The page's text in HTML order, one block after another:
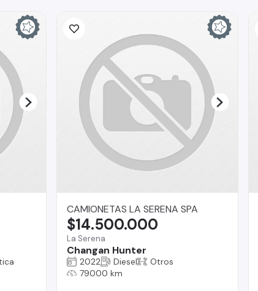
CAMIONETAS LA SERENA SPA
La Serena
Changan Hunter
$14.500.000
2022 Diesel
Otros
79000 km